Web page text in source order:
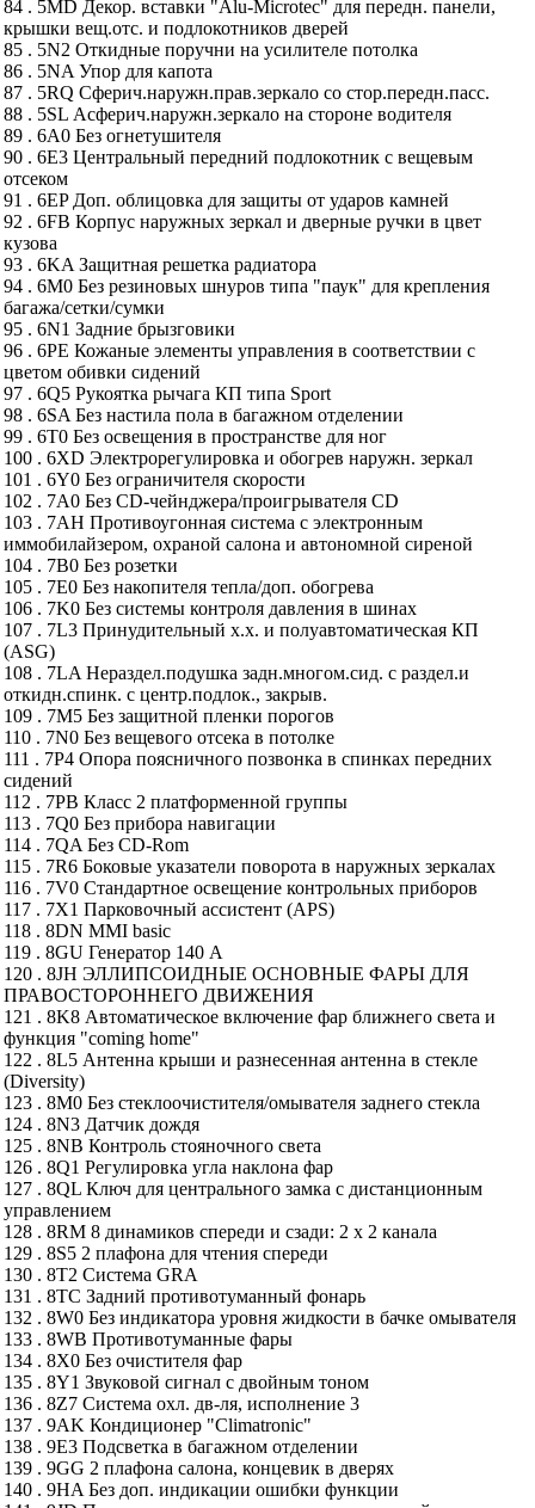
84 . 5MD Декор. вставки "Alu-Microtec" для передн. панели,
крышки вещ.отс. и подлокотников дверей
85 . 5N2 Откидные поручни на усилителе потолка
86 . 5NA Упор для капота
87 . 5RQ Сферич.наружн.прав.зеркало со стор.передн.пасс.
88 . 5SL Асферич.наружн.зеркало на стороне водителя
89 . 6A0 Без огнетушителя
90 . 6E3 Центральный передний подлокотник с вещевым
отсеком
91 . 6EP Доп. облицовка для защиты от ударов камней
92 . 6FB Корпус наружных зеркал и дверные ручки в цвет
кузова
93 . 6KA Защитная решетка радиатора
94 . 6M0 Без резиновых шнуров типа "паук" для крепления
багажа/сетки/сумки
95 . 6N1 Задние брызговики
96 . 6PE Кожаные элементы управления в соответствии с
цветом обивки сидений
97 . 6Q5 Рукоятка рычага КП типа Sport
98 . 6SA Без настила пола в багажном отделении
99 . 6T0 Без освещения в пространстве для ног
100 . 6XD Электрорегулировка и обогрев наружн. зеркал
101 . 6Y0 Без ограничителя скорости
102 . 7A0 Без CD-чейнджера/проигрывателя CD
103 . 7AH Противоугонная система с электронным
иммобилайзером, охраной салона и автономной сиреной
104 . 7B0 Без розетки
105 . 7E0 Без накопителя тепла/доп. обогрева
106 . 7K0 Без системы контроля давления в шинах
107 . 7L3 Принудительный х.х. и полуавтоматическая КП
(ASG)
108 . 7LA Нераздел.подушка задн.многом.сид. с раздел.и
откидн.спинк. с центр.подлок., закрыв.
109 . 7M5 Без защитной пленки порогов
110 . 7N0 Без вещевого отсека в потолке
111 . 7P4 Опора поясничного позвонка в спинках передних
сидений
112 . 7PB Класс 2 платформенной группы
113 . 7Q0 Без прибора навигации
114 . 7QA Без CD-Rom
115 . 7R6 Боковые указатели поворота в наружных зеркалах
116 . 7V0 Стандартное освещение контрольных приборов
117 . 7X1 Парковочный ассистент (APS)
118 . 8DN MMI basic
119 . 8GU Генератор 140 А
120 . 8JH ЭЛЛИПСОИДНЫЕ ОСНОВНЫЕ ФАРЫ ДЛЯ
ПРАВОСТОРОННЕГО ДВИЖЕНИЯ
121 . 8K8 Автоматическое включение фар ближнего света и
функция "coming home"
122 . 8L5 Антенна крыши и разнесенная антенна в стекле
(Diversity)
123 . 8M0 Без стеклоочистителя/омывателя заднего стекла
124 . 8N3 Датчик дождя
125 . 8NB Контроль стояночного света
126 . 8Q1 Регулировка угла наклона фар
127 . 8QL Ключ для центрального замка с дистанционным
управлением
128 . 8RM 8 динамиков спереди и сзади: 2 х 2 канала
129 . 8S5 2 плафона для чтения спереди
130 . 8T2 Система GRA
131 . 8TC Задний противотуманный фонарь
132 . 8W0 Без индикатора уровня жидкости в бачке омывателя
133 . 8WB Противотуманные фары
134 . 8X0 Без очистителя фар
135 . 8Y1 Звуковой сигнал с двойным тоном
136 . 8Z7 Система охл. дв-ля, исполнение 3
137 . 9AK Кондиционер "Climatronic"
138 . 9E3 Подсветка в багажном отделении
139 . 9GG 2 плафона салона, концевик в дверях
140 . 9HA Без доп. индикации ошибки функции